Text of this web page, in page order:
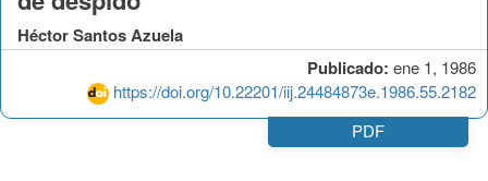
Publicado: ene 1, 1986
https://doi.org/10.22201/iij.24484873e.1986.55.2182
Héctor Santos Azuela
PDF